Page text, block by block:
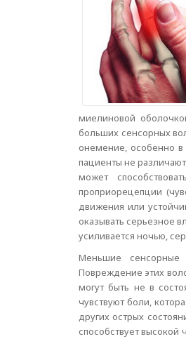
миелиновой
больших сенсорных
онемение, особенно в
пациенты не
может
проприорецепции
движения или
оказывать серьезное
усиливается ночью,
Меньшие сенсорные
Повреждение этих
могут быть не в
чувствуют боли,
других острых
способствует